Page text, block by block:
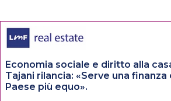
Economia sociale e diritto alla
Tajani rilancia: «Serve una
Paese più equo».